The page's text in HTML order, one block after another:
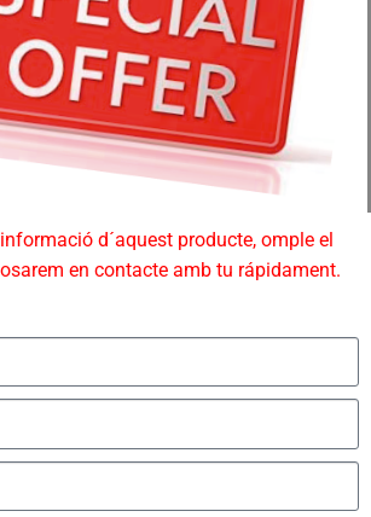
d´aquest producte, omple el
en contacte amb tu rápidament.